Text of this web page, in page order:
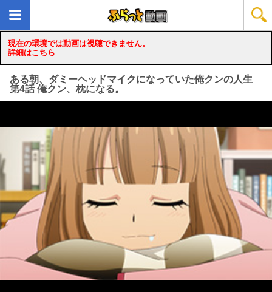
現在の環境では動画は視聴できません。
詳細はこちら
ある朝、ダミーヘッドマイクになっていた俺クンの人生
第4話 俺クン、枕になる。
loading...